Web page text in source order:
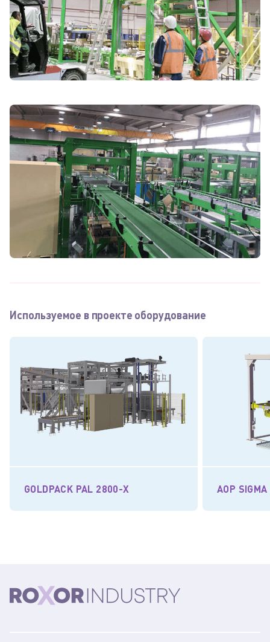
Используемое в проекте оборудование
GOLDPACK PAL 2800-X AOP SIGMA